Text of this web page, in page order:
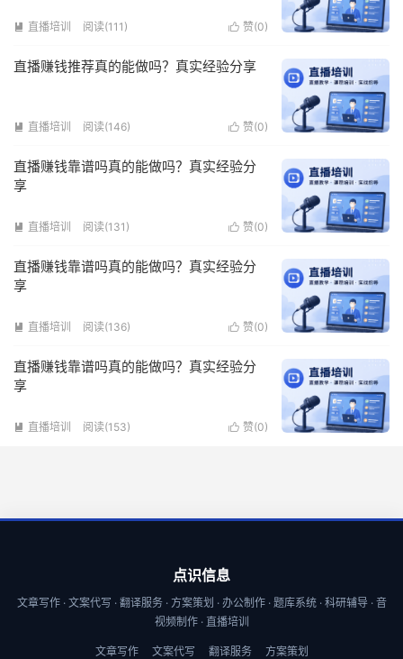
 赞(0)
 直播培训 阅读(111)
直播赚钱推荐真的能做吗？真实经验分享
 赞(0)
 直播培训 阅读(146)
直播赚钱靠谱吗真的能做吗？真实经验分
享
 赞(0)
 直播培训 阅读(131)
直播赚钱靠谱吗真的能做吗？真实经验分
享
 赞(0)
 直播培训 阅读(136)
直播赚钱靠谱吗真的能做吗？真实经验分
享
 赞(0)
 直播培训 阅读(153)
点识信息
文章写作 · 文案代写 · 翻译服务 · 方案策划 · 办公制作 · 题库系统 · 科研辅导 · 音
视频制作 · 直播培训
文章写作 文案代写 翻译服务 方案策划